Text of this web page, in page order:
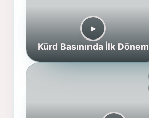
▶︎
Kürd Basınında İlk Dönem